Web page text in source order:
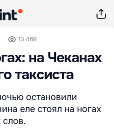
13 468
на Чеканах
таксиста
остановили
еле стоял на ногах
слов.